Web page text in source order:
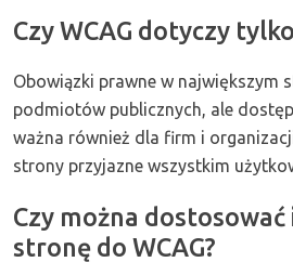
Czy WCAG dotyczy
Obowiązki prawne w największym
podmiotów publicznych, ale
ważna również dla firm i
strony przyjazne wszystkim
Czy można
stronę do WCAG?